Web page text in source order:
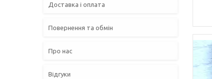
Доставка і оплата
Повернення та обмін
Про нас
Відгуки